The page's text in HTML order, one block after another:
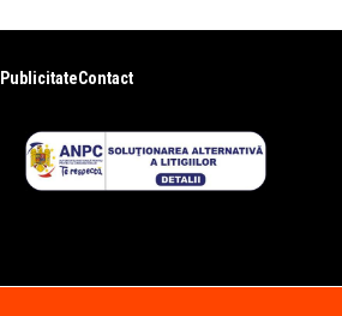
PublicitateContact